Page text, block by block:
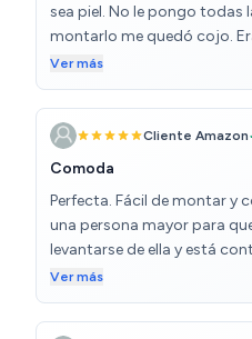
sea piel. No le pongo todas
montarlo me quedó cojo.
Arreglado pero no de fábrica.
Ver más
Cliente Amazon
Comoda
Perfecta. Fácil de montar y
una persona mayor para
levantarse de ella y está
problema con una pieza y el
rápidamente y sin
Ver más